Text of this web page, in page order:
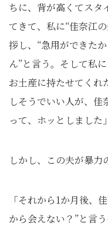
ちに、背が高くてスタ
てきて、私に“佳奈江
拶し、“急用ができた
ん”と言う。そして私
お土産に持たせてくれ
しそうでいい人が、
って、ホッとしました」
しかし、この夫が暴力
「それから1か月後、
から会えない？”と言